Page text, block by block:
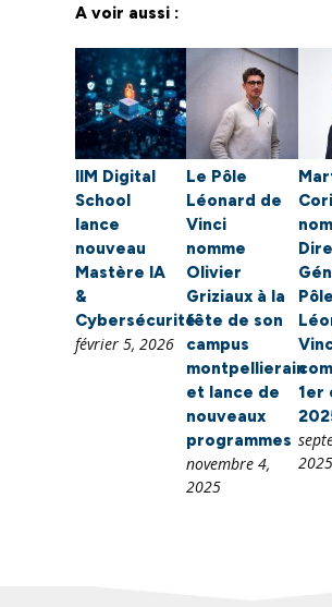
A voir aussi :
IIM Digital
School
lance
nouveau
Mastère IA
&
Cybersécurité
février 5, 2026
Le Pôle
Léonard de
Vinci
nomme
Olivier
Griziaux à la
tête de son
campus
montpellierain
et lance de
nouveaux
programmes
novembre 4,
2025
Pôle
1er
2025